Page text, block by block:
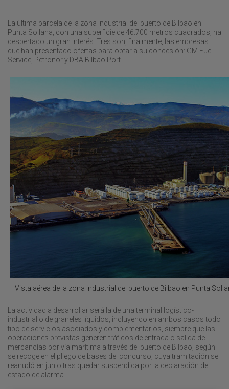
La última parcela de la zona industrial del puerto de Bilbao en
Punta Sollana, con una superficie de 46.700 metros cuadrados, ha
despertado un gran interés. Tres son, finalmente, las empresas
que han presentado ofertas para optar a su concesión: GM Fuel
Service, Petronor y DBA Bilbao Port.
Vista aérea de la zona industrial del puerto de Bilbao en Punta
La actividad a desarrollar será la de una terminal logístico-
industrial o de graneles líquidos, incluyendo en ambos casos todo
tipo de servicios asociados y complementarios, siempre que las
operaciones previstas generen tráficos de entrada o salida de
mercancías por vía marítima a través del puerto de Bilbao, según
se recoge en el pliego de bases del concurso, cuya tramitación se
reanudó en junio tras quedar suspendida por la declaración del
estado de alarma.